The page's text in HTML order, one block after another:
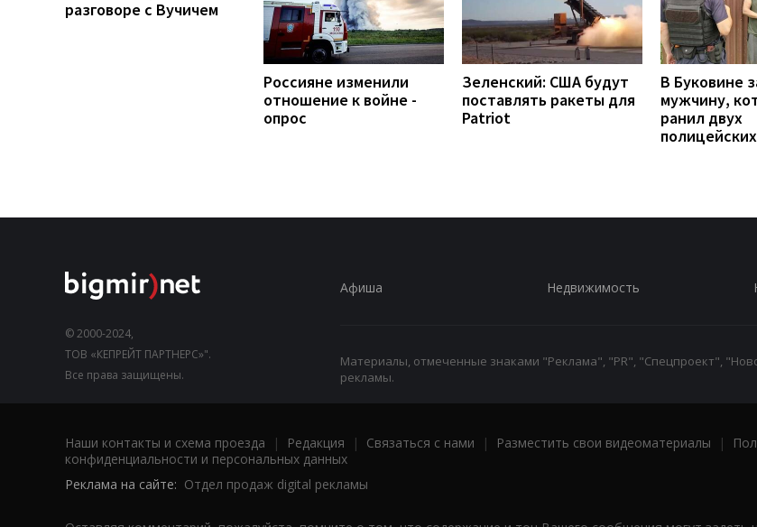
разговоре с Вучичем
Россияне изменили
отношение к войне -
опрос
Зеленский: США будут
поставлять ракеты для
Patriot
В Буковине
мужчину,
ранил двух
полицейских
© 2000-2024,
ТОВ «КЕПРЕЙТ ПАРТНЕРС»".
Все права защищены.
Афиша Недвижимость
Материалы, отмеченные знаками "Реклама", "PR", "Спецпроект",
рекламы.
Наши контакты и схема проезда | Редакция | Связаться с нами | Разместить свои видеоматериалы |
конфиденциальности и персональных данных
Реклама на сайте: Отдел продаж digital рекламы